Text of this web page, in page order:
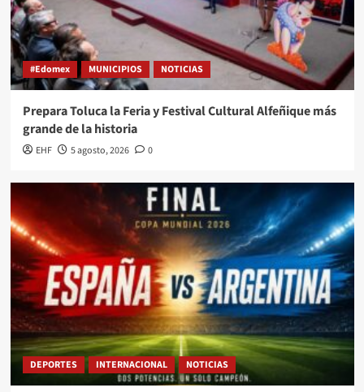
#Edomex MUNICIPIOS NOTICIAS
Prepara Toluca la Feria y Festival Cultural Alfeñique más
grande de la historia
EHF 5 agosto, 2026 0
DEPORTES INTERNACIONAL NOTICIAS